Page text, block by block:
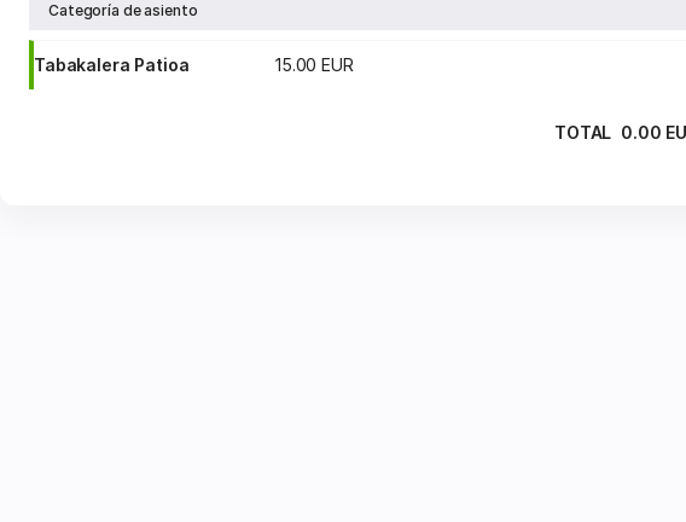
Categoría de asiento
Tabakalera Patioa 15.00 EUR
TOTAL 0.00